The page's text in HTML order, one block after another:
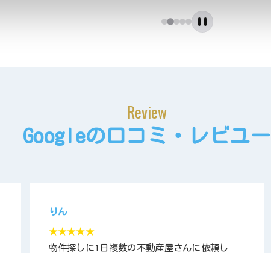
Review
Googleの口コミ・レビユー
りん
★★★★★
物件探しに1日複数の不動産屋さんに依頼し